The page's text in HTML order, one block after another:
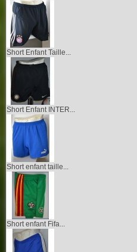
Short Enfant Taille...
Short Enfant INTER...
Short enfant taille...
Short enfant Fifa...